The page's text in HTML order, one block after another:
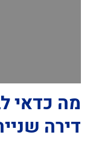
מה כדאי
דירה